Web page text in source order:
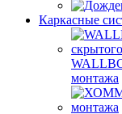
Каркасные
монтажа